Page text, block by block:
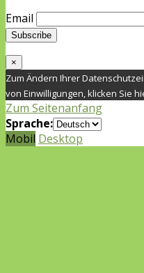
Email
×
Zum Ändern Ihrer
von Einwilligungen, klicken Sie
Zum Seitenanfang
Sprache:
Mobil Desktop